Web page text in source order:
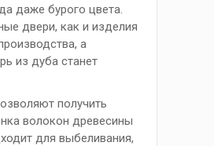
даже бурого цвета.
двери, как и изделия
а
из дуба станет
получить
волокон древесины
для выбеливания,